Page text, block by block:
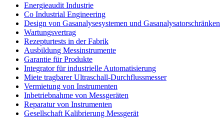
Energieaudit Industrie
Co Industrial Engineering
Design von Gasanalysesystemen und Gasanalysatorschränken
Wartungsvertrag
Rezepturtests in der Fabrik
Ausbildung Messinstrumente
Garantie für Produkte
Integrator für industrielle Automatisierung
Miete tragbarer Ultraschall-Durchflussmesser
Vermietung von Instrumenten
Inbetriebnahme von Messgeräten
Reparatur von Instrumenten
Gesellschaft Kalibrierung Messgerät